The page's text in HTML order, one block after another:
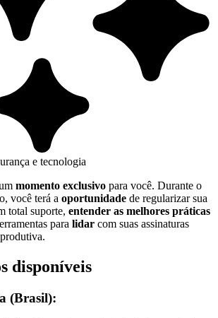
e tecnologia
momento exclusivo para você. Durante o
você terá a oportunidade de regularizar sua
total suporte, entender as melhores práticas
para lidar com suas assinaturas
disponíveis
(Brasil):